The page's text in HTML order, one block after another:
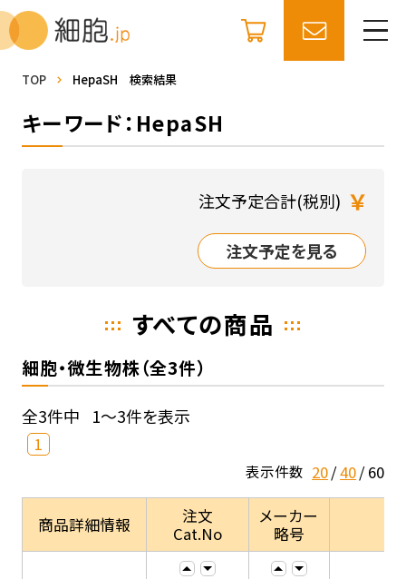
TOP HepaSH 検索結果
キーワード：HepaSH
注文予定合計(税別) ￥
注文予定を見る
すべての商品
細胞・微生物株（全3件）
全3件中 1～3件を表示
1
表示件数 20 40 60
商品詳細情報
注文
Cat.No
メーカー
略号